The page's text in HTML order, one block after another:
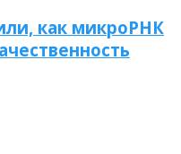
как микроРНК